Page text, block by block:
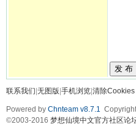
发 布
联系我们 无图版 手机浏览 清除Cookies
Powered by Chnteam v8.7.1
©2003-2016 梦想仙境中文官方社区论